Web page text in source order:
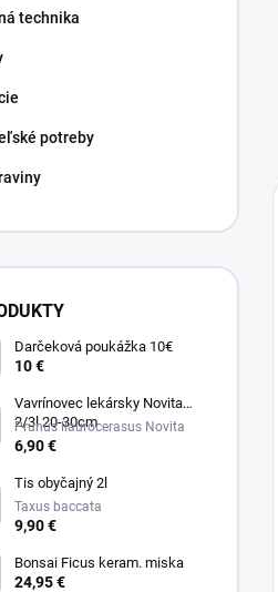
technika
potreby
Darčeková poukážka 10€
10 €
Vavrínovec lekársky Novita
2/3l 20-30cm
Prunus llaurocerasus Novita
6,90 €
Tis obyčajný 2l
Taxus baccata
9,90 €
Bonsai Ficus keram. miska
24,95 €